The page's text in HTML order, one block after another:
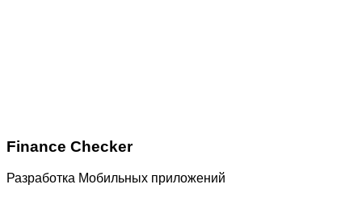
Finance Checker
Разработка Мобильных приложений